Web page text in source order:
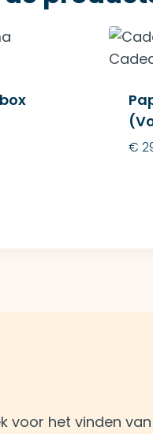
€
voor het vinden van